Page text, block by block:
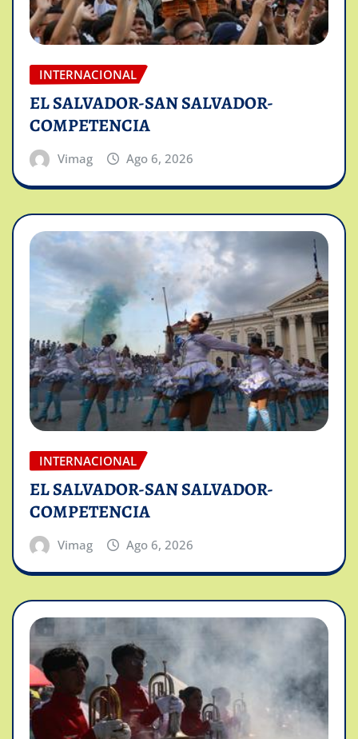
INTERNACIONAL
EL SALVADOR-SAN SALVADOR-
COMPETENCIA
Vimag Ago 6, 2026
INTERNACIONAL
EL SALVADOR-SAN SALVADOR-
COMPETENCIA
Vimag Ago 6, 2026